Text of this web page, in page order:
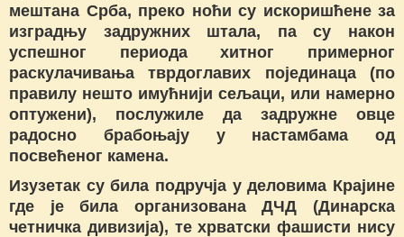
мештана Срба, преко ноћи су искоришћене за
изградњу задружних штала, па су након
успешног периода хитног примерног
раскулачивања тврдоглавих појединаца (по
правилу нешто имућнији сељаци, или намерно
оптужени), послужиле да задружне овце
радосно брабоњају у настамбама од
посвећеног камена.
Изузетак су била подручја у деловима Крајине
где је била организована ДЧД (Динарска
четничка дивизија), те хрватски фашисти нису